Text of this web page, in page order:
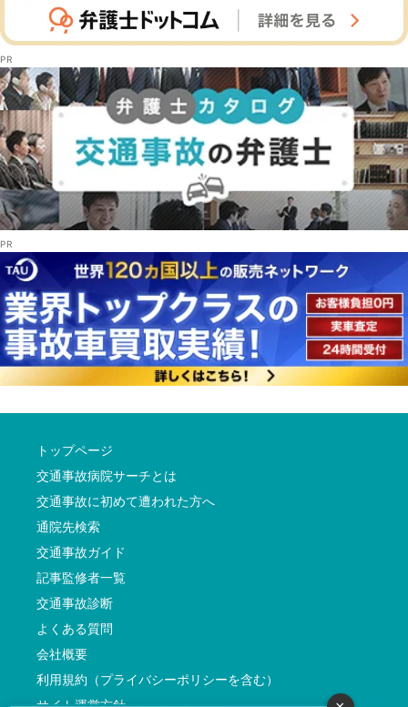
トップページ
交通事故病院サーチとは
交通事故に初めて遭われた方へ
通院先検索
交通事故ガイド
記事監修者一覧
交通事故診断
よくある質問
会社概要
利用規約（プライバシーポリシーを含む）